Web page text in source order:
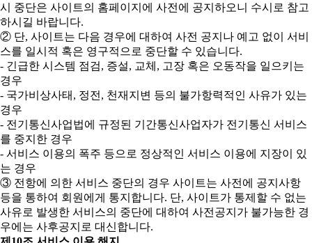
시 중단은 사이트의 홈페이지에 사전에 공지하오니 수시로 참고
하시길 바랍니다.
② 단, 사이트는 다음 경우에 대하여 사전 공지나 예고 없이 서비
스를 일시적 혹은 영구적으로 중단할 수 있습니다.
- 긴급한 시스템 점검, 증설, 교체, 고장 혹은 오동작을 일으키는
경우
- 국가비상사태, 정전, 천재지변 등의 불가항력적인 사유가 있는
경우
- 전기통신사업법에 규정된 기간통신사업자가 전기통신 서비스
를 중지한 경우
- 서비스 이용의 폭주 등으로 정상적인 서비스 이용에 지장이 있
는 경우
③ 전항에 의한 서비스 중단의 경우 사이트는 사전에 공지사항
등을 통하여 회원에게 통지합니다. 단, 사이트가 통제할 수 없는
사유로 발생한 서비스의 중단에 대하여 사전공지가 불가능한 경
우에는 사후공지로 대신합니다.